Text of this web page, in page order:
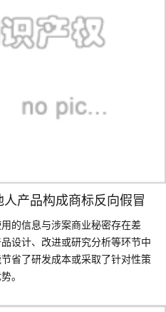
人产品构成商标反向假冒
的信息与涉案商业秘密存在差
设计、改进或研究分析等环节中
省了研发成本或采取了针对性策
。